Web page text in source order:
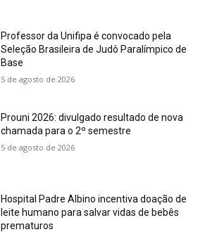
Professor da Unifipa é convocado pela
Seleção Brasileira de Judô Paralímpico de
Base
5 de agosto de 2026
Prouni 2026: divulgado resultado de nova
chamada para o 2º semestre
5 de agosto de 2026
Hospital Padre Albino incentiva doação de
leite humano para salvar vidas de bebês
prematuros